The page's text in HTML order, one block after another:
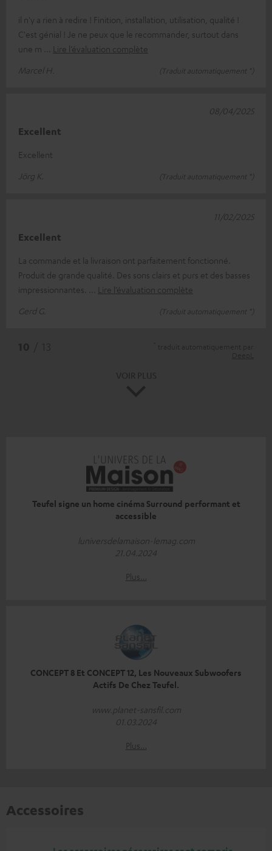
il n'y a rien à redire ! Finition, installation, utilisation, qualité !
C'est génial ! Je ne peux que le recommander, surtout dans
une m
Lire l’évaluation complète
Marcel H.
(Traduit automatiquement *)
Excellent
Excellent
Jörg K.
(Traduit automatiquement *)
08/04/2025
Excellent
La commande et la livraison ont parfaitement fonctionné.
Produit de grande qualité. Des sons clairs et purs et des basses
impressionnantes.
Lire l’évaluation complète
Gerd G.
(Traduit automatiquement *)
11/02/2025
Teufel signe un home cinéma Surround performant et
accessible
luniversdelamaison-lemag.com
21.04.2024
Plus…
CONCEPT 8 Et CONCEPT 12, Les Nouveaux Subwoofers
Actifs De Chez Teufel.
www.planet-sansfil.com
01.03.2024
Plus…
Accessoires